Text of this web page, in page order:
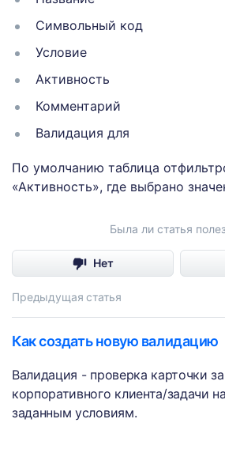
Символьный код
Условие
Активность
Комментарий
Валидация для
По умолчанию таблица
«Активность», где выбрано
Была ли статья
Нет
Предыдущая статья
Как создать новую валидацию
Валидация - проверка карточки
корпоративного клиента/задачи
заданным условиям.